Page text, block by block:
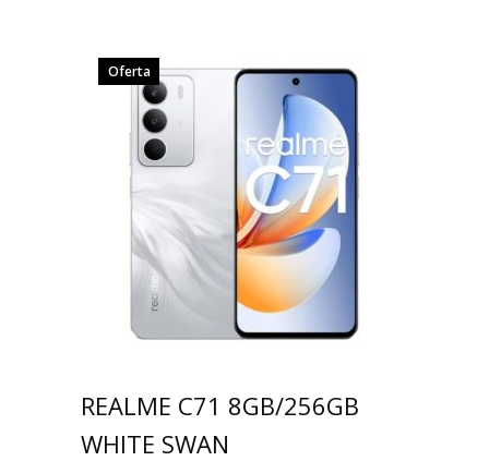
Oferta
REALME C71 8GB/256GB
WHITE SWAN